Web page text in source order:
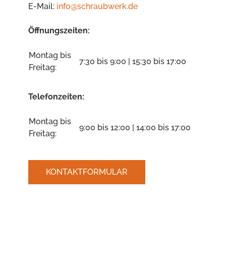
E-Mail: info@schraubwerk.de
Öffnungszeiten:
Montag bis
Freitag:
7:30 bis 9:00 | 15:30 bis 17:00
Telefonzeiten:
Montag bis
Freitag:
9:00 bis 12:00 | 14:00 bis 17:00
KONTAKTFORMULAR